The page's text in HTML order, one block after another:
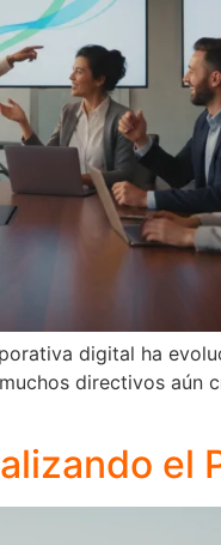
digital ha
directivos
el